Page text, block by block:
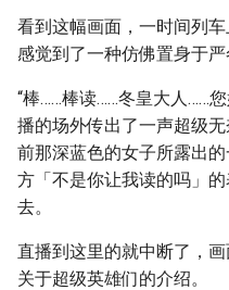
看到这幅画面，一时间列
感觉到了一种仿佛置身于严
“棒……棒读……冬皇大人……
播的场外传出了一声超级
前那深蓝色的女子所露出
方「不是你让我读的吗」
去。
直播到这里的就中断了，
关于超级英雄们的介绍。